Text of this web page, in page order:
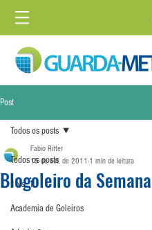
Post
Todos os posts
1 vs. 1
Academia de Goleiros
Todos os posts
Blogoleiro da
Fabio Ritter
15 de set. de 2011 1 min de leitura